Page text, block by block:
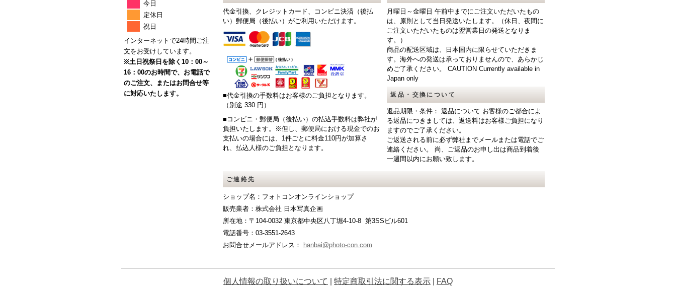
今日
定休日
祝日
インターネットで24時間ご注
文をお受けしています。
※土日祝祭日を除く10：00～
16：00のお時間で、お電話で
のご注文、またはお問合せ等
に対応いたします。
代金引換、クレジットカード、コンビニ決済（後払
い）郵便局（後払い）がご利用いただけます。
■代金引換の手数料はお客様のご負担となります。
（別途 330 円）
■コンビニ・郵便局（後払い）の払込手数料は弊社が
負担いたします。※但し、郵便局における現金でのお
支払いの場合には、1件ごとに料金110円が加算さ
れ、払込人様のご負担となります。
月曜日～金曜日 午前中までにご注文いただいたもの
は、原則として当日発送いたします。（休日、夜間に
ご注文いただいたものは翌営業日の発送となりま
す。）
商品の配送区域は、日本国内に限らせていただきま
す。海外への発送は承っておりませんので、あらかじ
めご了承ください。 CAUTION Currently available in
Japan only
返品・交換について
返品期限・条件： 返品について お客様のご都合によ
る返品につきましては、返送料はお客様ご負担になり
ますのでご了承ください。
ご返送される前に必ず弊社までメールまたは電話でご
連絡ください。 尚、ご返品のお申し出は商品到着後
一週間以内にお願い致します。
ご連絡先
ショップ名：フォトコンオンラインショップ
販売業者：株式会社 日本写真企画
所在地：〒104-0032 東京都中央区八丁堀4-10-8 第3SSビル601
電話番号：03-3551-2643
お問合せメールアドレス：
hanbai@photo-con.com
個人情報の取り扱いについて 特定商取引法に関する表示 FAQ